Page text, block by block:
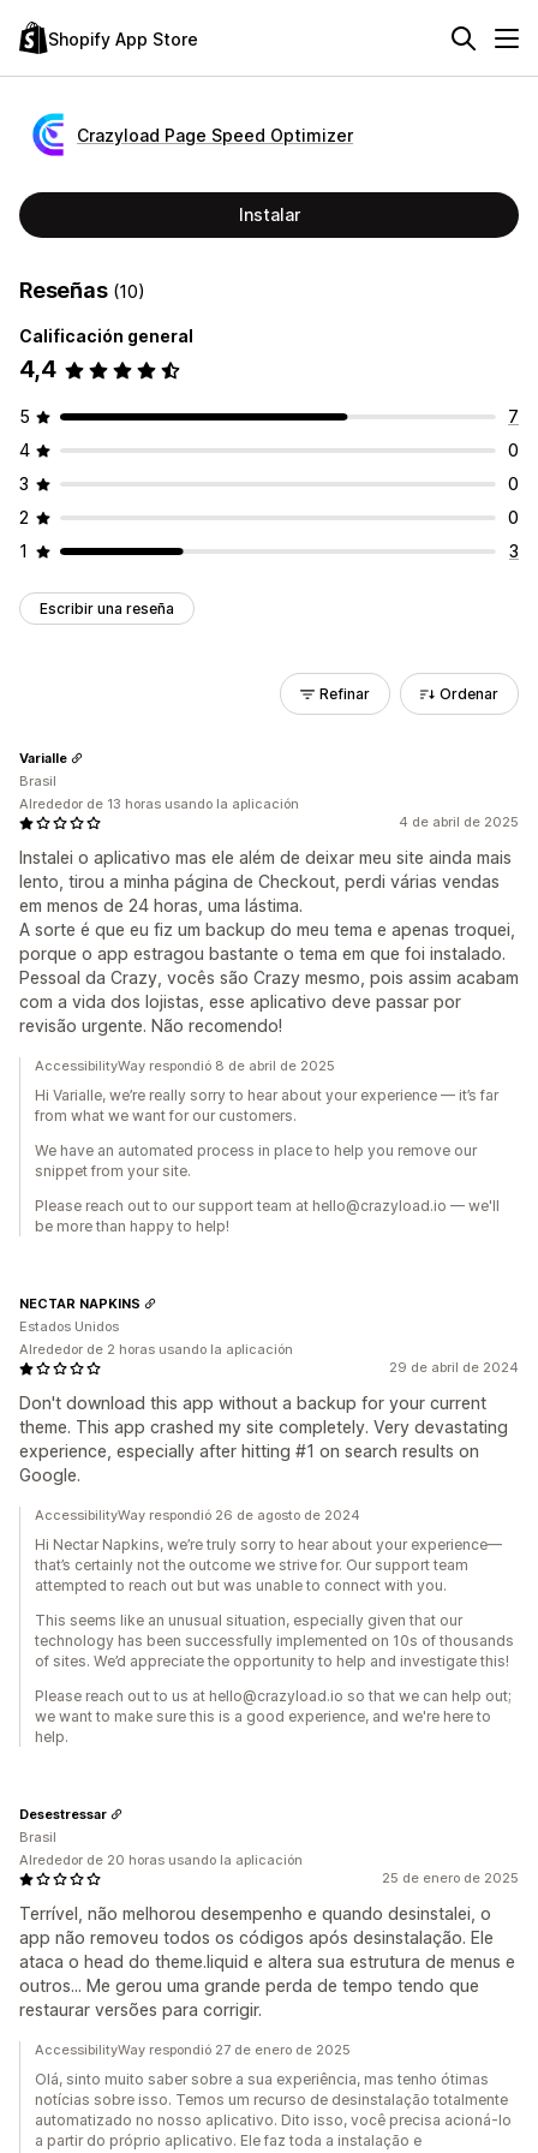
Shopify App Store
Crazyload Page Speed Optimizer
Instalar
Reseñas (10)
Calificación general
4,4
5
7
4
0
3
0
2
0
1
3
Escribir una reseña
Refinar Ordenar
4 de abril de 2025
Instalei o aplicativo mas ele além de deixar meu site ainda mais
lento, tirou a minha página de Checkout, perdi várias vendas
em menos de 24 horas, uma lástima.
A sorte é que eu fiz um backup do meu tema e apenas troquei,
porque o app estragou bastante o tema em que foi instalado.
Pessoal da Crazy, vocês são Crazy mesmo, pois assim acabam
com a vida dos lojistas, esse aplicativo deve passar por
revisão urgente. Não recomendo!
Varialle
Brasil
Alrededor de 13 horas usando la aplicación
AccessibilityWay respondió 8 de abril de 2025
Hi Varialle, we’re really sorry to hear about your experience — it’s far
from what we want for our customers.
We have an automated process in place to help you remove our
snippet from your site.
Please reach out to our support team at hello@crazyload.io — we'll
be more than happy to help!
29 de abril de 2024
Don't download this app without a backup for your current
theme. This app crashed my site completely. Very devastating
experience, especially after hitting #1 on search results on
Google.
NECTAR NAPKINS
Estados Unidos
Alrededor de 2 horas usando la aplicación
AccessibilityWay respondió 26 de agosto de 2024
Hi Nectar Napkins, we’re truly sorry to hear about your experience—
that’s certainly not the outcome we strive for. Our support team
attempted to reach out but was unable to connect with you.
This seems like an unusual situation, especially given that our
technology has been successfully implemented on 10s of thousands
of sites. We’d appreciate the opportunity to help and investigate this!
Please reach out to us at hello@crazyload.io so that we can help out;
we want to make sure this is a good experience, and we're here to
help.
25 de enero de 2025
Terrível, não melhorou desempenho e quando desinstalei, o
app não removeu todos os códigos após desinstalação. Ele
ataca o head do theme.liquid e altera sua estrutura de menus e
outros... Me gerou uma grande perda de tempo tendo que
restaurar versões para corrigir.
Desestressar
Brasil
Alrededor de 20 horas usando la aplicación
AccessibilityWay respondió 27 de enero de 2025
Olá, sinto muito saber sobre a sua experiência, mas tenho ótimas
notícias sobre isso. Temos um recurso de desinstalação totalmente
automatizado no nosso aplicativo. Dito isso, você precisa acioná-lo
a partir do próprio aplicativo. Ele faz toda a instalação e